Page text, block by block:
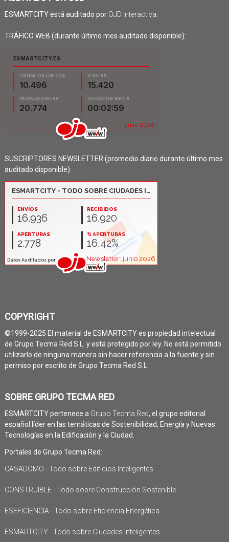
ESMARTCITY está auditado por OJD Interactiva.
TRÁFICO WEB (durante último mes auditado disponible):
SUSCRIPTORES NEWSLETTER (promedio diario durante último mes
auditado disponible):
COPYRIGHT
©1999-2025 El material de ESMARTCITY es propiedad intelectual
de Grupo Tecma Red S.L. y está protegido por ley. No está permitido
utilizarlo de ninguna manera sin hacer referencia a la fuente y sin
permiso por escrito de Grupo Tecma Red S.L.
SOBRE GRUPO TECMA RED
ESMARTCITY pertenece a Grupo Tecma Red, el grupo editorial
español líder en las temáticas de Sostenibilidad, Energía y Nuevas
Tecnologías en la Edificación y la Ciudad.
Portales de Grupo Tecma Red:
CASADOMO - Todo sobre Edificios Inteligentes
CONSTRUIBLE - Todo sobre Construcción Sostenible
ESEFICIENCIA - Todo sobre Eficiencia Energética
ESMARTCITY - Todo sobre Ciudades Inteligentes